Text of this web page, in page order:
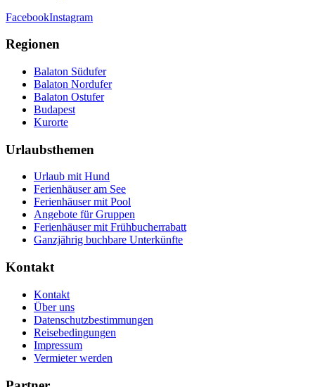
FacebookInstagram
Regionen
Balaton Südufer
Balaton Nordufer
Balaton Ostufer
Budapest
Kurorte
Urlaubsthemen
Urlaub mit Hund
Ferienhäuser am See
Ferienhäuser mit Pool
Angebote für Gruppen
Ferienhäuser mit Frühbucherrabatt
Ganzjährig buchbare Unterkünfte
Kontakt
Kontakt
Über uns
Datenschutzbestimmungen
Reisebedingungen
Impressum
Vermieter werden